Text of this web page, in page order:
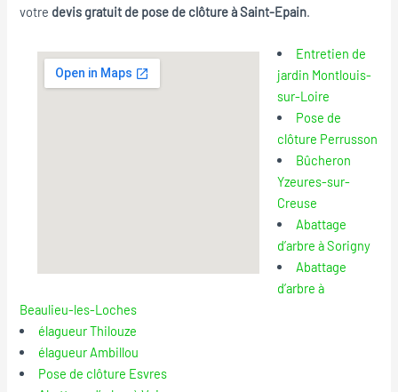
votre devis gratuit de pose de clôture à Saint-Epain.
Entretien de
jardin Montlouis-
sur-Loire
Pose de
clôture Perrusson
Bûcheron
Yzeures-sur-
Creuse
Abattage
d’arbre à Sorigny
Abattage
d’arbre à
Beaulieu-les-Loches
élagueur Thilouze
élagueur Ambillou
Pose de clôture Esvres